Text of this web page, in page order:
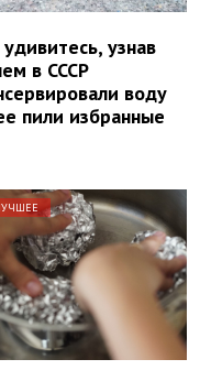
узнав
в СССР
воду
пили избранные